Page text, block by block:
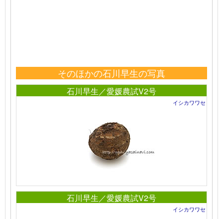
そのほかの石川早生の写真
石川早生／愛媛農試V2号
イシカワワセ
石川早生／愛媛農試V2号
イシカワワセ